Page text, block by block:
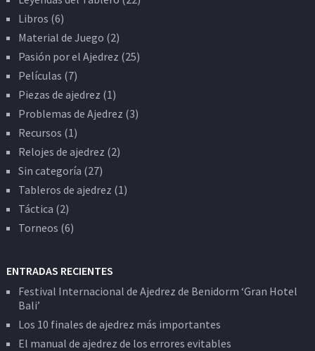
Libros (6)
Material de Juego (2)
Pasión por el Ajedrez (25)
Películas (7)
Piezas de ajedrez (1)
Problemas de Ajedrez (3)
Recursos (1)
Relojes de ajedrez (2)
Sin categoría (27)
Tableros de ajedrez (1)
Táctica (2)
Torneos (6)
ENTRADAS RECIENTES
Festival Internacional de Ajedrez de Benidorm ‘Gran Hotel
Bali’
Los 10 finales de ajedrez más importantes
El manual de ajedrez de los errores evitables